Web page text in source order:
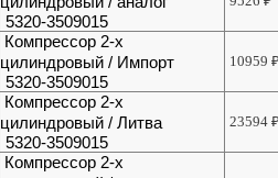
5320-3509015
Компрессор 2-х
цилиндровый / Импорт
5320-3509015
10959
Компрессор 2-х
цилиндровый / Литва
5320-3509015
23594
Компрессор 2-х